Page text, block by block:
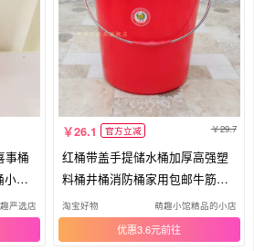
事桶
小水
严选店
26.1 官方立减 29.7
红桶带盖手提储水桶加厚高强塑
料桶井桶消防桶家用包邮牛筋橡
胶桶
淘宝好物 萌趣小馆精品的小店
优惠3.6元